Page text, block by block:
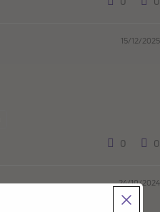
15/12/2025
0 0
24/10/2024